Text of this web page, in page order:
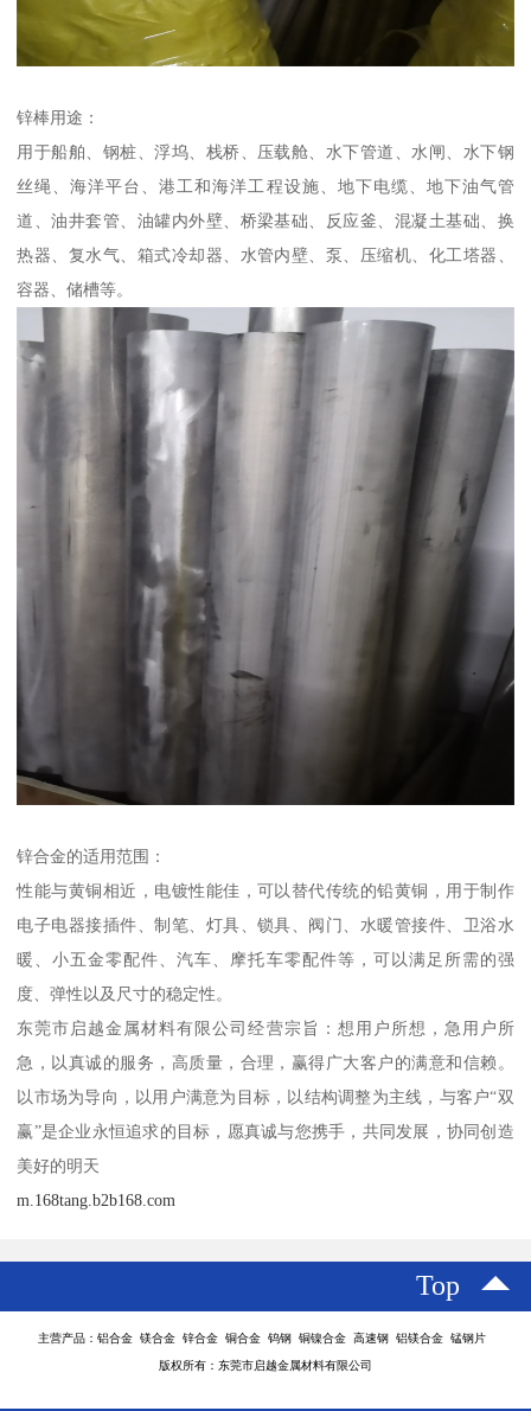
锌棒用途：
用于船舶、钢桩、浮坞、栈桥、压载舱、水下管道、水闸、水下钢
丝绳、海洋平台、港工和海洋工程设施、地下电缆、地下油气管
道、油井套管、油罐内外壁、桥梁基础、反应釜、混凝土基础、换
热器、复水气、箱式冷却器、水管内壁、泵、压缩机、化工塔器、
容器、储槽等。
锌合金的适用范围：
性能与黄铜相近，电镀性能佳，可以替代传统的铅黄铜，用于制作
电子电器接插件、制笔、灯具、锁具、阀门、水暖管接件、卫浴水
暖、小五金零配件、汽车、摩托车零配件等，可以满足所需的强
度、弹性以及尺寸的稳定性。
东莞市启越金属材料有限公司经营宗旨：想用户所想，急用户所
急，以真诚的服务，高质量，合理，赢得广大客户的满意和信赖。
以市场为导向，以用户满意为目标，以结构调整为主线，与客户“双
赢”是企业永恒追求的目标，愿真诚与您携手，共同发展，协同创造
美好的明天
m.168tang.b2b168.com
Top
主营产品：铝合金 镁合金 锌合金 铜合金 钨钢 铜镍合金 高速钢 铝镁合金 锰钢片
版权所有：东莞市启越金属材料有限公司